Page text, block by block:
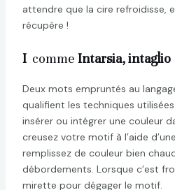
attendre que la cire refroidisse,
récupère !
Icomme Intarsia, intaglio
Deux mots empruntés au
qualifient les techniques
insérer ou intégrer une couleur
creusez votre motif à l’aide
remplissez de couleur bien
débordements. Lorsque c’est
mirette pour dégager le motif.